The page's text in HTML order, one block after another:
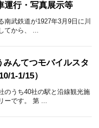
運行・写真展示等
南武鉄道が1927年3月9日に川
てから、 ...
みんてつモバイルスタ
1-1/15）
のうち40社の駅と沿線観光施
ーです。 第 ...